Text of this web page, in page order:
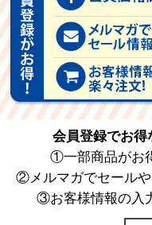
会員登録でお得
①一部商品がお
②メルマガでセールや
③お客様情報の入